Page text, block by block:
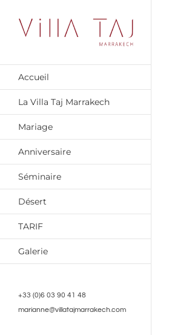
Accueil
La Villa Taj Marrakech
Mariage
Anniversaire
Séminaire
Désert
TARIF
Galerie
+33 (0)6 03 90 41 48
marianne@villatajmarrakech.com